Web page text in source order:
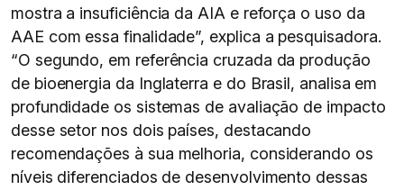
mostra a insuficiência da AIA e reforça o uso da
AAE com essa finalidade”, explica a pesquisadora.
“O segundo, em referência cruzada da produção
de bioenergia da Inglaterra e do Brasil, analisa em
profundidade os sistemas de avaliação de impacto
desse setor nos dois países, destacando
recomendações à sua melhoria, considerando os
níveis diferenciados de desenvolvimento dessas